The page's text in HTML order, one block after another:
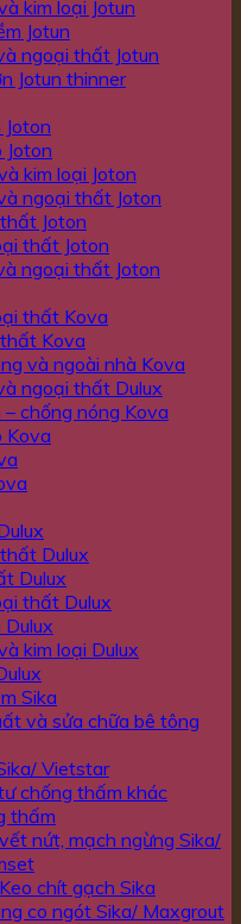
kim loại Jotun
Jotun
ngoại thất Jotun
Jotun thinner
Joton
kim loại Joton
ngoại thất Joton
Joton
thất Joton
ngoại thất Joton
thất Kova
Kova
và ngoài nhà Kova
ngoại thất Dulux
chống nóng Kova
Kova
Dulux
Dulux
thất Dulux
kim loại Dulux
Sika
và sửa chữa bê tông
Vietstar
chống thấm khác
thấm
nứt, mạch ngừng Sika/
chít gạch Sika
co ngót Sika/ Maxgrout